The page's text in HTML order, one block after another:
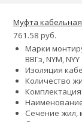
Муфта
761.58 руб.
Марки
ВВГз, NYM, NYY
Изоляция
Количество
Сечение жил,